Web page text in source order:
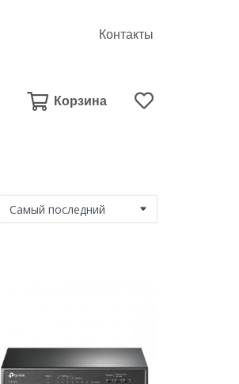
Контакты
Корзина